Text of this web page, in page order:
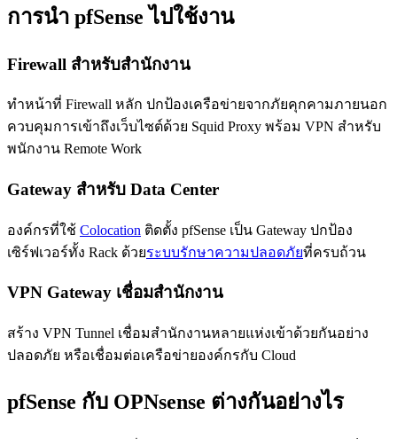
การนำ pfSense ไปใช้งาน
Firewall สำหรับสำนักงาน
ทำหน้าที่ Firewall หลัก ปกป้องเครือข่ายจากภัยคุกคามภายนอก
ควบคุมการเข้าถึงเว็บไซต์ด้วย Squid Proxy พร้อม VPN สำหรับ
พนักงาน Remote Work
Gateway สำหรับ Data Center
องค์กรที่ใช้ Colocation ติดตั้ง pfSense เป็น Gateway ปกป้อง
เซิร์ฟเวอร์ทั้ง Rack ด้วยระบบรักษาความปลอดภัยที่ครบถ้วน
VPN Gateway เชื่อมสำนักงาน
สร้าง VPN Tunnel เชื่อมสำนักงานหลายแห่งเข้าด้วยกันอย่าง
ปลอดภัย หรือเชื่อมต่อเครือข่ายองค์กรกับ Cloud
pfSense กับ OPNsense ต่างกันอย่างไร